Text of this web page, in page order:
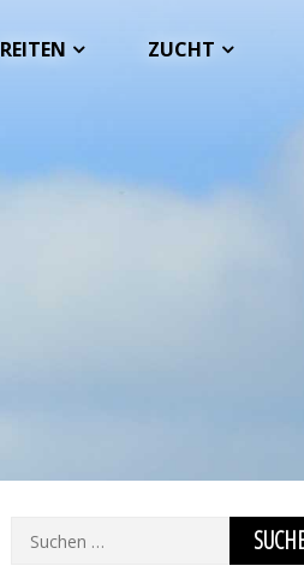
REITEN ZUCHT
Suchen